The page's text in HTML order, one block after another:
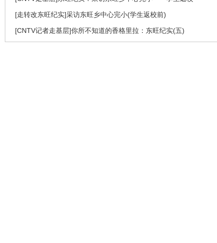
[走转改东旺纪实]采访东旺乡中心完小(学生返校前)
[CNTV记者走基层]你所不知道的香格里拉：东旺纪实(五)